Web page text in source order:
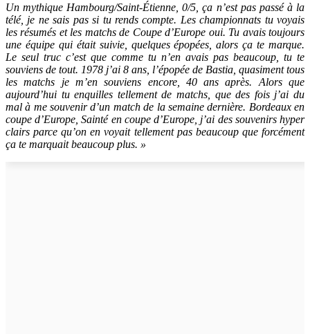
Un mythique Hambourg/Saint-Étienne, 0/5, ça n’est pas passé à la
télé, je ne sais pas si tu rends compte. Les championnats tu voyais
les résumés et les matchs de Coupe d’Europe oui. Tu avais toujours
une équipe qui était suivie, quelques épopées, alors ça te marque.
Le seul truc c’est que comme tu n’en avais pas beaucoup, tu te
souviens de tout. 1978 j’ai 8 ans, l’épopée de Bastia, quasiment tous
les matchs je m’en souviens encore, 40 ans après. Alors que
aujourd’hui tu enquilles tellement de matchs, que des fois j’ai du
mal à me souvenir d’un match de la semaine dernière. Bordeaux en
coupe d’Europe, Sainté en coupe d’Europe, j’ai des souvenirs hyper
clairs parce qu’on en voyait tellement pas beaucoup que forcément
ça te marquait beaucoup plus. »